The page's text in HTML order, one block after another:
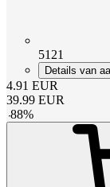
5121
Details van
4.91 EUR
39.99 EUR
-88%